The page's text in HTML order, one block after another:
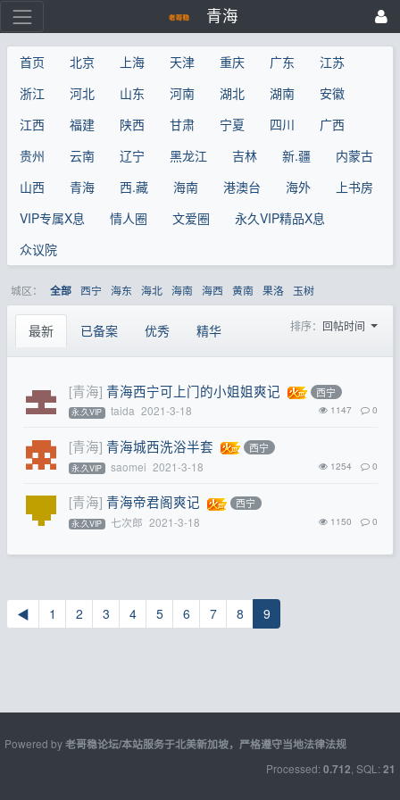
青海
首页 北京 上海 天津 重庆 广东
江苏
浙江
河北 山东 河南 湖北 湖南
安徽
江西
福建 陕西 甘肃 宁夏 四川
广西
贵州
云南 辽宁 黑龙江 吉林 新.疆
内蒙古
山西
青海 西.藏 海南 港澳台 海外
上书房
VIP专属X息
情人圈 文爱圈
永久VIP精品X息
众议院
城区： 全部 西宁 海东 海北 海南 海西 黄南 果洛 玉树
最新 已备案 优秀 精华 排序： 回帖时间
[青海] 青海西宁可上门的小姐姐爽记 西宁
永.久VIP taida 2021-3-18 1147 0
[青海] 青海城西洗浴半套 西宁
永.久VIP saomei 2021-3-18 1254 0
[青海] 青海帝君阁爽记 西宁
永.久VIP 七次郎 2021-3-18 1150 0
◀ 1 2 3 4 5 6 7 8 9
Powered by老哥稳论坛/本站服务于北美新加坡，严格遵守当地法律法规
Processed: 0.712 , SQL: 21